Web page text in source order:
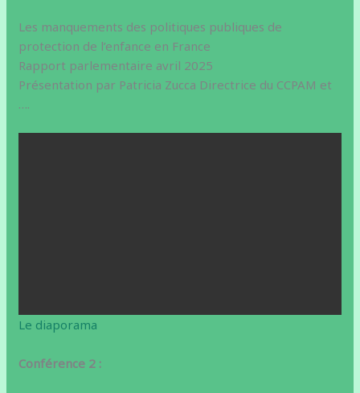
Les manquements des politiques publiques de
protection de l’enfance en France
Rapport parlementaire avril 2025
Présentation par Patricia Zucca Directrice du CCPAM et
….
Le diaporama
Conférence 2 :